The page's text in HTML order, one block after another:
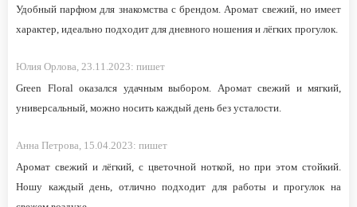
Удобный парфюм для знакомства с брендом. Аромат свежий, но имеет
характер, идеально подходит для дневного ношения и лёгких прогулок.
Юлия Орлова, 23.11.2023: пишет
Green Floral оказался удачным выбором. Аромат свежий и мягкий,
универсальный, можно носить каждый день без усталости.
Анна Петрова, 15.04.2023: пишет
Аромат свежий и лёгкий, с цветочной ноткой, но при этом стойкий.
Ношу каждый день, отлично подходит для работы и прогулок на